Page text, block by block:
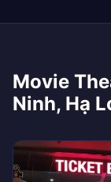
Movie
Ninh, Hạ